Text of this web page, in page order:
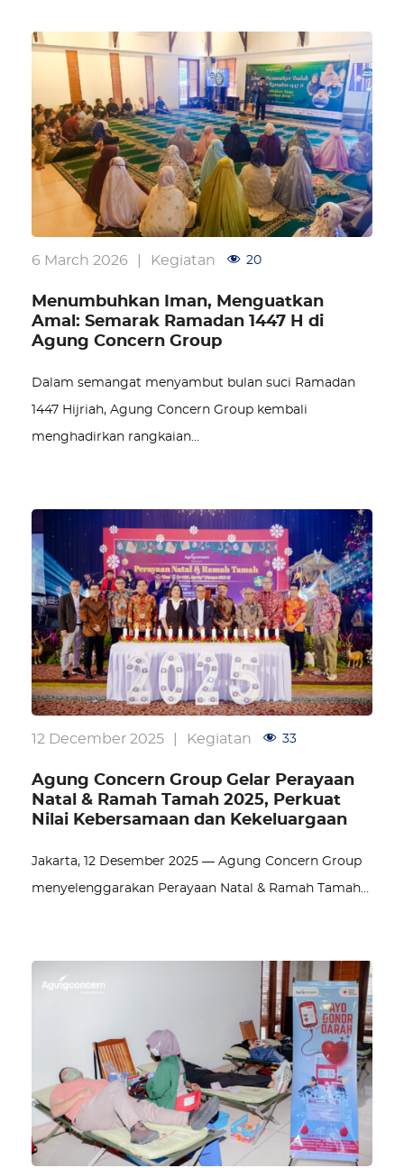
6 March 2026 Kegiatan 20
Menumbuhkan Iman, Menguatkan
Amal: Semarak Ramadan 1447 H di
Agung Concern Group
Dalam semangat menyambut bulan suci Ramadan
1447 Hijriah, Agung Concern Group kembali
menghadirkan rangkaian…
12 December 2025 Kegiatan 33
Agung Concern Group Gelar Perayaan
Natal & Ramah Tamah 2025, Perkuat
Nilai Kebersamaan dan Kekeluargaan
Jakarta, 12 Desember 2025 — Agung Concern Group
menyelenggarakan Perayaan Natal & Ramah Tamah…